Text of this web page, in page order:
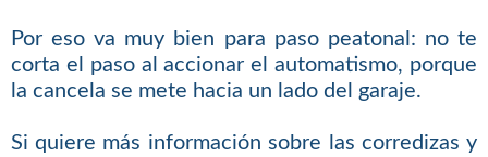
Por eso va muy bien para paso peatonal: no te
corta el paso al accionar el automatismo, porque
la cancela se mete hacia un lado del garaje.
Si quiere más información sobre las corredizas y